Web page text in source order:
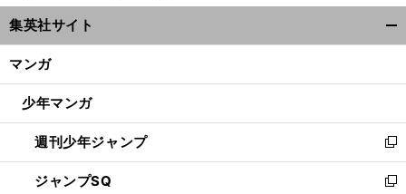
ウ
ィ
ン
ウ
開
く
集英社サイト
マンガ
少年マンガ
週刊少年ジャンプ
新
し
い
ジャンプSQ
新